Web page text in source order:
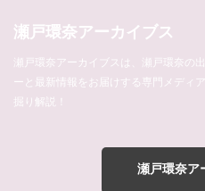
瀬戸環奈アーカイブス
瀬戸環奈アーカイブスは、瀬戸環奈の
ーと最新情報をお届けする専門メディ
掘り解説！
瀬戸環奈ア